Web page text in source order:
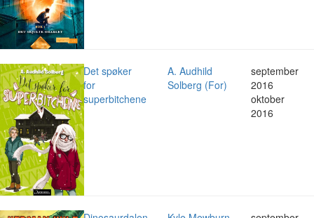
Det spøker
for
superbitchene
A. Audhild
Solberg (For)
september
2016
oktober
2016